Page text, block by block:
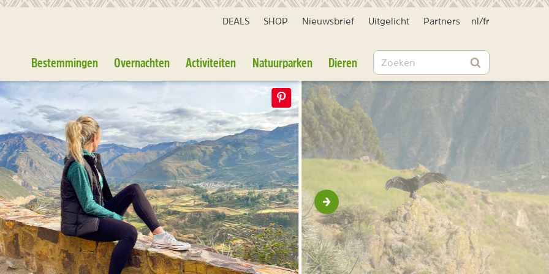
DEALS SHOP Nieuwsbrief Uitgelicht Partners nl /fr
Bestemmingen Overnachten Activiteiten Natuurparken Dieren Zoeken
Zoeken
Volgende